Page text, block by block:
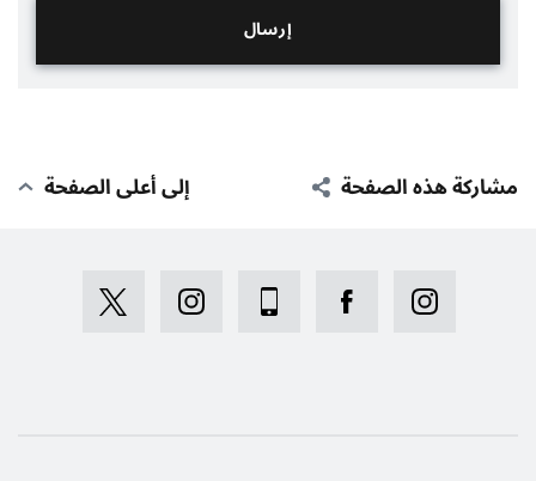
مشاركة هذه الصفحة إلى أعلى الصفحة